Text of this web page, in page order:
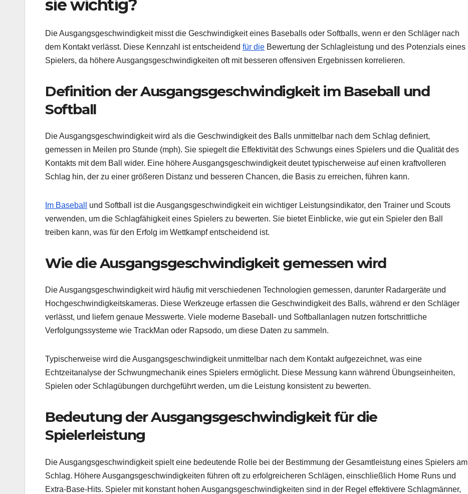
sie wichtig?
Die Ausgangsgeschwindigkeit misst die Geschwindigkeit eines Baseballs oder Softballs, wenn er den Schläger nach
dem Kontakt verlässt. Diese Kennzahl ist entscheidend für die Bewertung der Schlagleistung und des Potenzials eines
Spielers, da höhere Ausgangsgeschwindigkeiten oft mit besseren offensiven Ergebnissen korrelieren.
Definition der Ausgangsgeschwindigkeit im Baseball und
Softball
Die Ausgangsgeschwindigkeit wird als die Geschwindigkeit des Balls unmittelbar nach dem Schlag definiert,
gemessen in Meilen pro Stunde (mph). Sie spiegelt die Effektivität des Schwungs eines Spielers und die Qualität des
Kontakts mit dem Ball wider. Eine höhere Ausgangsgeschwindigkeit deutet typischerweise auf einen kraftvolleren
Schlag hin, der zu einer größeren Distanz und besseren Chancen, die Basis zu erreichen, führen kann.
Im Baseball
und Softball ist die Ausgangsgeschwindigkeit ein wichtiger Leistungsindikator, den Trainer und Scouts
verwenden, um die Schlagfähigkeit eines Spielers zu bewerten. Sie bietet Einblicke, wie gut ein Spieler den Ball
treiben kann, was für den Erfolg im Wettkampf entscheidend ist.
Wie die Ausgangsgeschwindigkeit gemessen wird
Die Ausgangsgeschwindigkeit wird häufig mit verschiedenen Technologien gemessen, darunter Radargeräte und
Hochgeschwindigkeitskameras. Diese Werkzeuge erfassen die Geschwindigkeit des Balls, während er den Schläger
verlässt, und liefern genaue Messwerte. Viele moderne Baseball- und Softballanlagen nutzen fortschrittliche
Verfolgungssysteme wie TrackMan oder Rapsodo, um diese Daten zu sammeln.
Typischerweise wird die Ausgangsgeschwindigkeit unmittelbar nach dem Kontakt aufgezeichnet, was eine
Echtzeitanalyse der Schwungmechanik eines Spielers ermöglicht. Diese Messung kann während Übungseinheiten,
Spielen oder Schlagübungen durchgeführt werden, um die Leistung konsistent zu bewerten.
Bedeutung der Ausgangsgeschwindigkeit für die
Spielerleistung
Die Ausgangsgeschwindigkeit spielt eine bedeutende Rolle bei der Bestimmung der Gesamtleistung eines Spielers am
Schlag. Höhere Ausgangsgeschwindigkeiten führen oft zu erfolgreicheren Schlägen, einschließlich Home Runs und
Extra-Base-Hits. Spieler mit konstant hohen Ausgangsgeschwindigkeiten sind in der Regel effektivere Schlagmänner,